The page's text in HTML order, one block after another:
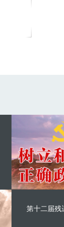
第十二届残